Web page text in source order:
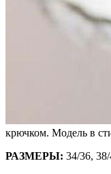
крючком. Модель в
РАЗМЕРЫ: 34/36,